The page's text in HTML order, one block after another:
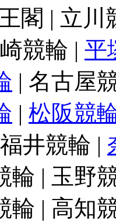
閣 | 立川
競輪 | 平
| 名古屋
| 松阪競
井競輪 |
輪 | 玉野
輪 | 高知